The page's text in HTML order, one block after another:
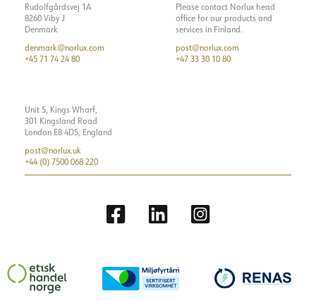
Rudolfgårdsvej 1A
8260 Viby J
Denmark
denmark@norlux.com
+45 71 74 24 80
Please contact Norlux head
office for our products and
services in Finland.
post@norlux.com
+47 33 30 10 80
Unit 5, Kings Wharf,
301 Kingsland Road
London E8 4DS, England
post@norlux.uk
+44 (0) 7500 068 220